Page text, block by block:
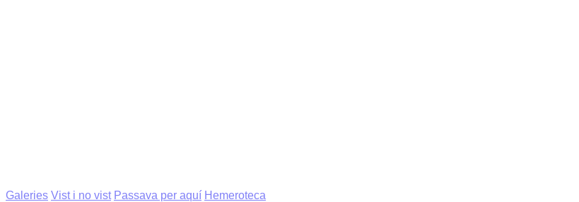
Galeries Vist i no vist Passava per aquí Hemeroteca